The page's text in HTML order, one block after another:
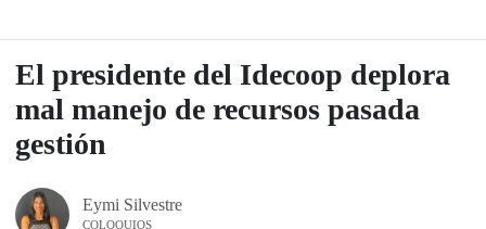
El presidente del Idecoop deplora
mal manejo de recursos pasada
gestión
Eymi Silvestre
COLOQUIOS